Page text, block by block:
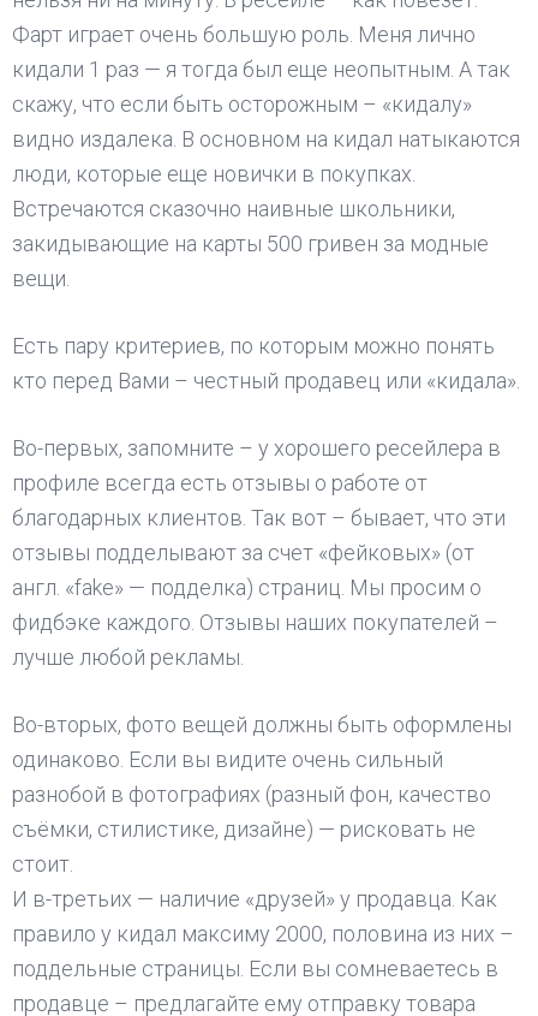
Фарт играет очень большую роль. Меня лично
кидали 1 раз — я тогда был еще неопытным. А так
скажу, что если быть осторожным – «кидалу»
видно издалека. В основном на кидал натыкаются
люди, которые еще новички в покупках.
Встречаются сказочно наивные школьники,
закидывающие на карты 500 гривен за модные
вещи.
Есть пару критериев, по которым можно понять
кто перед Вами – честный продавец или «кидала».
Во-первых, запомните – у хорошего ресейлера в
профиле всегда есть отзывы о работе от
благодарных клиентов. Так вот – бывает, что эти
отзывы подделывают за счет «фейковых» (от
англ. «fake» — подделка) страниц. Мы просим о
фидбэке каждого. Отзывы наших покупателей –
лучше любой рекламы.
Во-вторых, фото вещей должны быть оформлены
одинаково. Если вы видите очень сильный
разнобой в фотографиях (разный фон, качество
съёмки, стилистике, дизайне) — рисковать не
стоит.
И в-третьих — наличие «друзей» у продавца. Как
правило у кидал максиму 2000, половина из них –
поддельные страницы. Если вы сомневаетесь в
продавце – предлагайте ему отправку товара